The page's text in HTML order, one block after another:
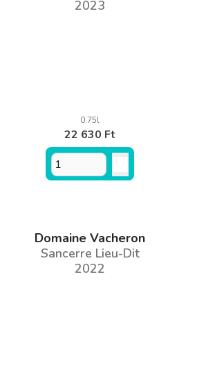
2023
0.75l
22 630 Ft
Domaine Vacheron
Sancerre Lieu-Dit
2022